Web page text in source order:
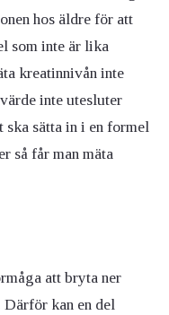
hos äldre för att
som inte är lika
kreatinnivån inte
inte utesluter
sätta in i en formel
så får man mäta
att bryta ner
Därför kan en del